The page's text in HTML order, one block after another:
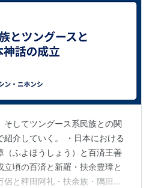
そしてツングース系民族との関
紹介していく。 ・日本における
（ふよほうしょう）と百済王善
頃の百済と新羅・扶余豊璋と
と稗田阿礼・扶余族・隅田八